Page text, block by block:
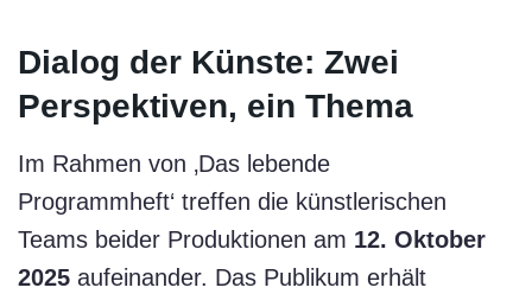
Dialog der Künste: Zwei
Perspektiven, ein Thema
Im Rahmen von ‚Das lebende
Programmheft‘ treffen die künstlerischen
Teams beider Produktionen am 12. Oktober
2025 aufeinander. Das Publikum erhält